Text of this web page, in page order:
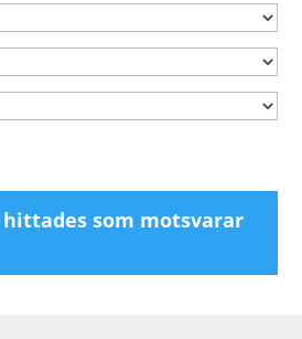
som motsvarar